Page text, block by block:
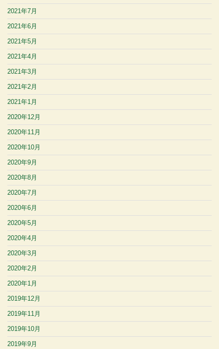
2021年7月
2021年6月
2021年5月
2021年4月
2021年3月
2021年2月
2021年1月
2020年12月
2020年11月
2020年10月
2020年9月
2020年8月
2020年7月
2020年6月
2020年5月
2020年4月
2020年3月
2020年2月
2020年1月
2019年12月
2019年11月
2019年10月
2019年9月